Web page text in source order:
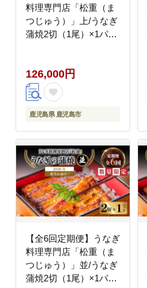
料理専門店「松重（ま
つじゅう）」上/うなぎ
蒲焼2切（1尾）×1パッ
126,000円
鹿児島県 鹿児島市
【全6回定期便】うなぎ
料理専門店「松重（ま
つじゅう）」並/うなぎ
蒲焼2切（1尾）×1パッ